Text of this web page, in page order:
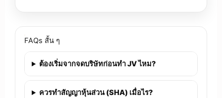
FAQs สั้น ๆ
ต้องเริ่มจากจดบริษัทก่อนทำ JV ไหม?
ควรทำสัญญาหุ้นส่วน (SHA) เมื่อไร?